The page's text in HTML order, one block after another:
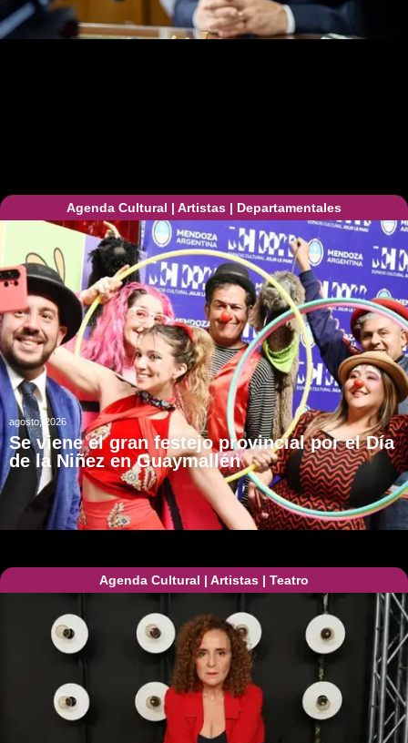
Agenda Cultural | Artistas | Departamentales
agosto, 2026
Se viene el gran festejo provincial por el Día
de la Niñez en Guaymallén
Agenda Cultural | Artistas | Teatro